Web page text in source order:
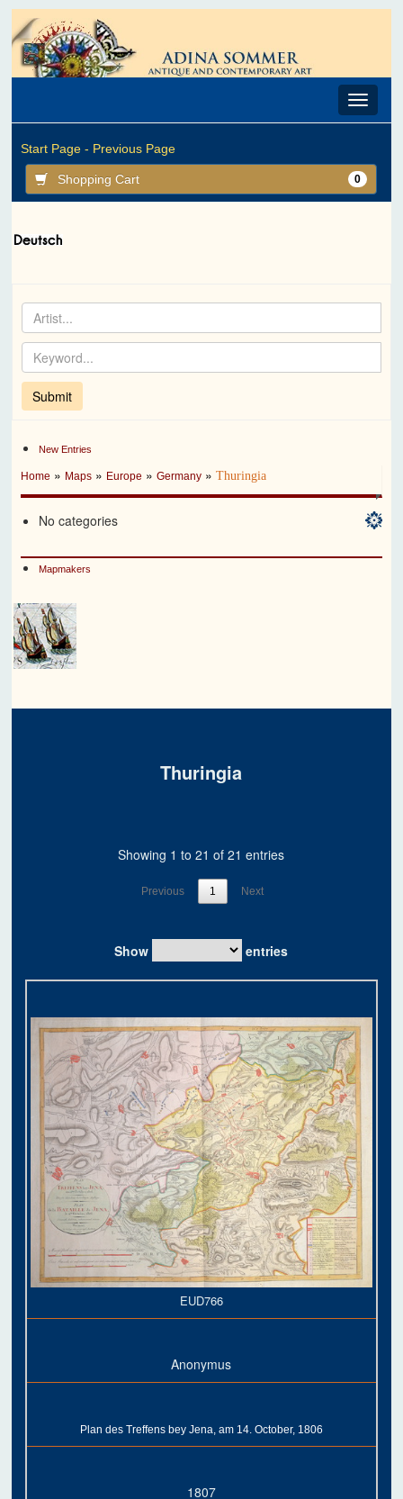
Toggle
Start Page - Previous Page
Shopping Cart 0
New Entries
Home » Maps » Europe »Germany »Thuringia
No categories
Mapmakers
Thuringia
Show entries
Showing 1 to 21 of 21 entries
Previous 1 Next
EUD766
Anonymus
Plan des Treffens bey Jena, am 14. October, 1806
1807